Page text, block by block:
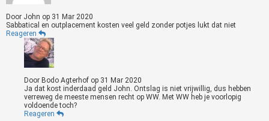
Door John op 31 Mar 2020
Sabbatical en outplacement kosten veel geld zonder potjes lukt dat niet
Reageren
Door Bodo Agterhof op 31 Mar 2020
Ja dat kost inderdaad geld John. Ontslag is niet vrijwillig, dus hebben
verreweg de meeste mensen recht op WW. Met WW heb je voorlopig
voldoende toch?
Reageren